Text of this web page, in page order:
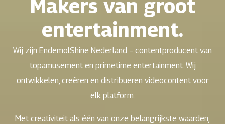
Makers van groot
entertainment.
Wij zijn EndemolShine Nederland – contentproducent van
topamusement en primetime entertainment. Wij
ontwikkelen, creëren en distribueren videocontent voor
elk platform.
Met creativiteit als één van onze belangrijkste waarden,